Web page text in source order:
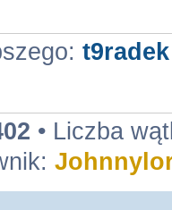
t9radek
• Liczba